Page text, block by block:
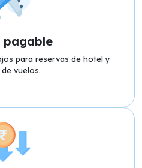
pagable
para reservas de hotel y
vuelos.